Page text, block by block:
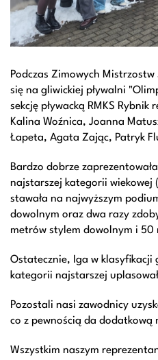
Podczas Zimowych
się na gliwickiej pływalni
sekcję pływacką RMKS
Kalina Woźnica, Joanna
Łapeta, Agata Zając, Patryk
Bardzo dobrze
najstarszej kategorii wiekowej
stawała na najwyższym
dowolnym oraz dwa razy
metrów stylem dowolnym i
Ostatecznie, Iga w klasyfikacji
kategorii najstarszej
Pozostali nasi zawodnicy
co z pewnością da dodatkową
Wszystkim naszym